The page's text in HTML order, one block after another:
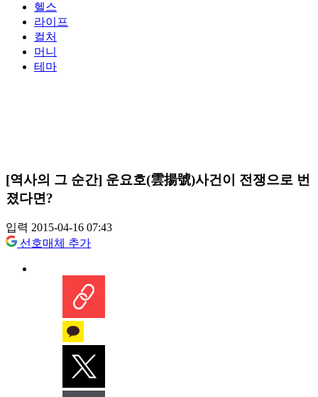
헬스
라이프
컬처
머니
테마
[역사의 그 순간] 운요호(雲揚號)사건이 전쟁으로 번
졌다면?
입력 2015-04-16 07:43
선호매체 추가